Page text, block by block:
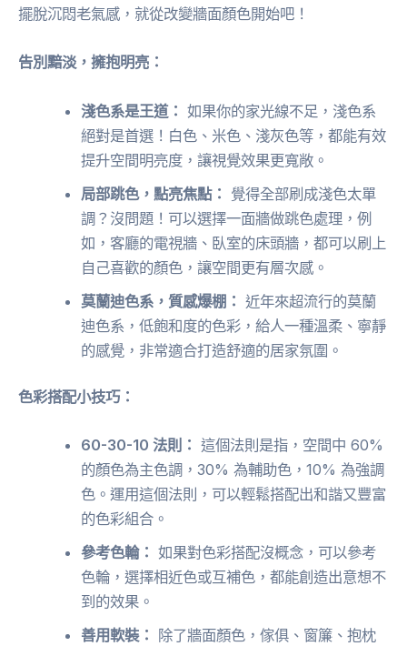
擺脫沉悶老氣感，就從改變牆面顏色開始吧！
告別黯淡，擁抱明亮：
淺色系是王道： 如果你的家光線不足，淺色系
絕對是首選！白色、米色、淺灰色等，都能有效
提升空間明亮度，讓視覺效果更寬敞。
局部跳色，點亮焦點： 覺得全部刷成淺色太單
調？沒問題！可以選擇一面牆做跳色處理，例
如，客廳的電視牆、臥室的床頭牆，都可以刷上
自己喜歡的顏色，讓空間更有層次感。
莫蘭迪色系，質感爆棚： 近年來超流行的莫蘭
迪色系，低飽和度的色彩，給人一種溫柔、寧靜
的感覺，非常適合打造舒適的居家氛圍。
色彩搭配小技巧：
60-30-10 法則： 這個法則是指，空間中 60%
的顏色為主色調，30% 為輔助色，10% 為強調
色。運用這個法則，可以輕鬆搭配出和諧又豐富
的色彩組合。
參考色輪： 如果對色彩搭配沒概念，可以參考
色輪，選擇相近色或互補色，都能創造出意想不
到的效果。
善用軟裝：
除了牆面顏色，傢俱、窗簾、抱枕